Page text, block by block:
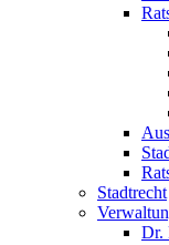
Stadtrecht
Dr.